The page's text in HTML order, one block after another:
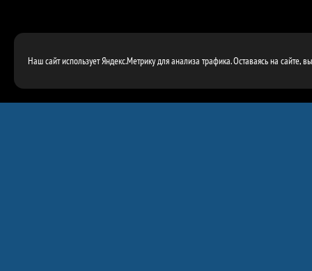
Наш сайт использует Яндекс.Метрику для анализа трафика. Оставаясь на сайте,